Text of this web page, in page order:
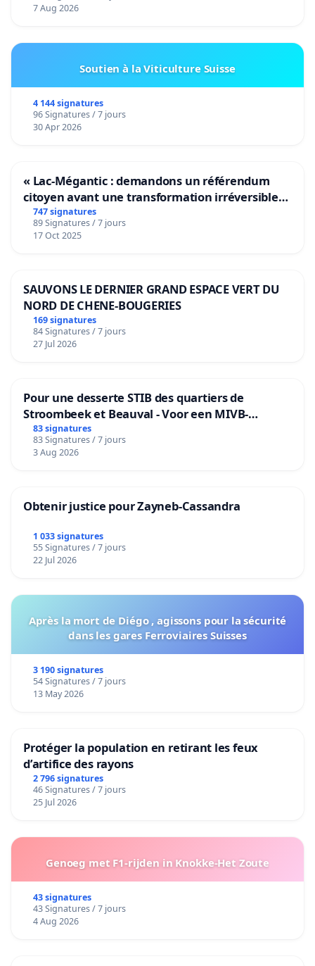
7 Aug 2026
Soutien à la Viticulture Suisse
4 144 signatures
96 Signatures / 7 jours
30 Apr 2026
« Lac-Mégantic : demandons un référendum
citoyen avant une transformation irréversible
de notre territoire »
747 signatures
89 Signatures / 7 jours
17 Oct 2025
SAUVONS LE DERNIER GRAND ESPACE VERT DU
NORD DE CHENE-BOUGERIES
169 signatures
84 Signatures / 7 jours
27 Jul 2026
Pour une desserte STIB des quartiers de
Stroombeek et Beauval - Voor een MIVB-
bediening van de wijken Strombeek en Het
Voor
83 signatures
83 Signatures / 7 jours
3 Aug 2026
Obtenir justice pour Zayneb-Cassandra
1 033 signatures
55 Signatures / 7 jours
22 Jul 2026
Après la mort de Diégo , agissons pour la sécurité
dans les gares Ferroviaires Suisses
3 190 signatures
54 Signatures / 7 jours
13 May 2026
Protéger la population en retirant les feux
d’artifice des rayons
2 796 signatures
46 Signatures / 7 jours
25 Jul 2026
Genoeg met F1-rijden in Knokke-Het Zoute
43 signatures
43 Signatures / 7 jours
4 Aug 2026